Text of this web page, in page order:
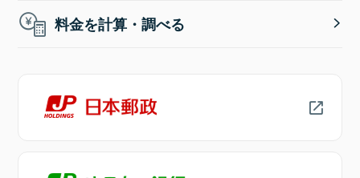
料金を計算・調べる